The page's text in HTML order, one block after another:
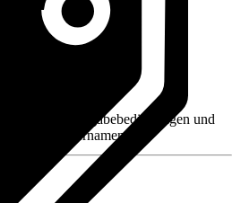
z. B. Rückgabebedingungen und
Verkäufernamen.